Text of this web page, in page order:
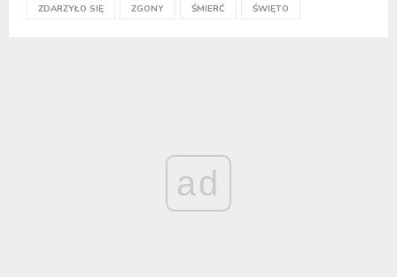
ZDARZYŁO SIĘ ZGONY ŚMIERĆ ŚWIĘTO
ad